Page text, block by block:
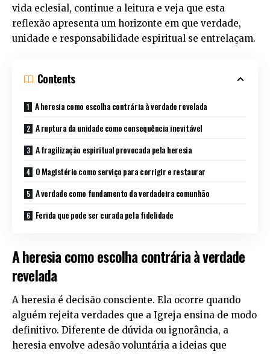
vida eclesial, continue a leitura e veja que esta
reflexão apresenta um horizonte em que verdade,
unidade e responsabilidade espiritual se entrelaçam.
Contents
A heresia como escolha contrária à verdade revelada
A ruptura da unidade como consequência inevitável
A fragilização espiritual provocada pela heresia
O Magistério como serviço para corrigir e restaurar
A verdade como fundamento da verdadeira comunhão
Ferida que pode ser curada pela fidelidade
A heresia como escolha contrária à verdade
revelada
A heresia é decisão consciente. Ela ocorre quando
alguém rejeita verdades que a Igreja ensina de modo
definitivo. Diferente de dúvida ou ignorância, a
heresia envolve adesão voluntária a ideias que